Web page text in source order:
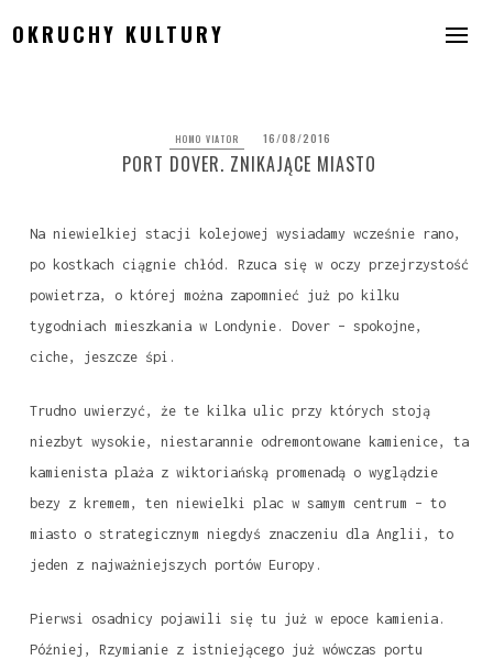
toOKRUCHY KULTURY
HOMO VIATOR 16/08/2016
PORT DOVER. ZNIKAJĄCE MIASTO
Na niewielkiej stacji kolejowej wysiadamy wcześnie rano,
po kostkach ciągnie chłód. Rzuca się w oczy przejrzystość
powietrza, o której można zapomnieć już po kilku
tygodniach mieszkania w Londynie. Dover – spokojne,
ciche, jeszcze śpi.
Trudno uwierzyć, że te kilka ulic przy których stoją
niezbyt wysokie, niestarannie odremontowane kamienice, ta
kamienista plaża z wiktoriańską promenadą o wyglądzie
bezy z kremem, ten niewielki plac w samym centrum – to
miasto o strategicznym niegdyś znaczeniu dla Anglii, to
jeden z najważniejszych portów Europy.
Pierwsi osadnicy pojawili się tu już w epoce kamienia.
Później, Rzymianie z istniejącego już wówczas portu